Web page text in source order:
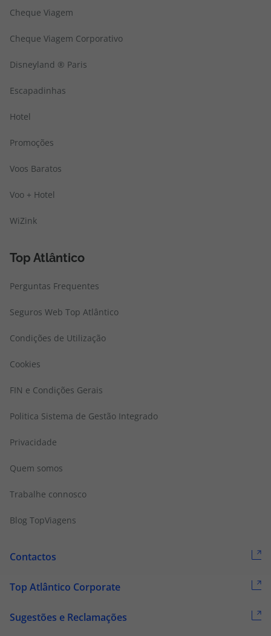
Cheque Viagem
Cheque Viagem Corporativo
Disneyland ® Paris
Escapadinhas
Hotel
Promoções
Voos Baratos
Voo + Hotel
WiZink
Top Atlântico
Perguntas Frequentes
Seguros Web Top Atlântico
Condições de Utilização
Cookies
FIN e Condições Gerais
Politica Sistema de Gestão Integrado
Privacidade
Quem somos
Trabalhe connosco
Blog TopViagens
Contactos
Top Atlântico Corporate
Sugestões e Reclamações